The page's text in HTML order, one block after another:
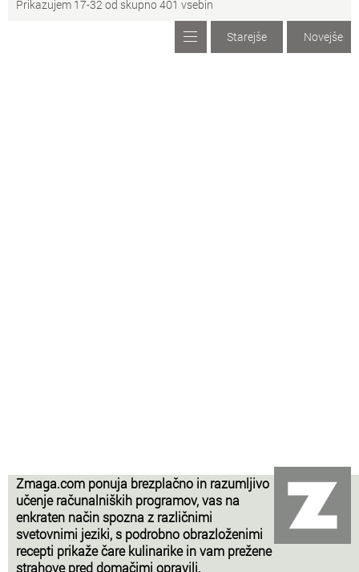
Prikazujem 17-32 od skupno 401 vsebin
Novejše
Starejše
Zmaga.com ponuja brezplačno in razumljivo
učenje računalniških programov, vas na
enkraten način spozna z različnimi
svetovnimi jeziki, s podrobno obrazloženimi
recepti prikaže čare kulinarike in vam prežene
strahove pred domačimi opravili.